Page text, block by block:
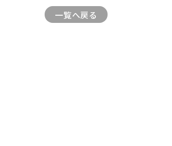
一覧へ戻る